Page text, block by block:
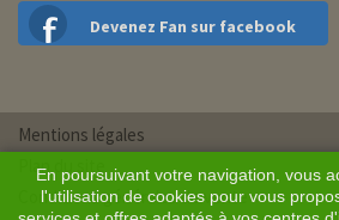
Devenez Fan sur facebook
En poursuivant votre navigation, vous
l'utilisation de cookies pour vous
Mentions légales
Plan du site
Conditions générales de vente